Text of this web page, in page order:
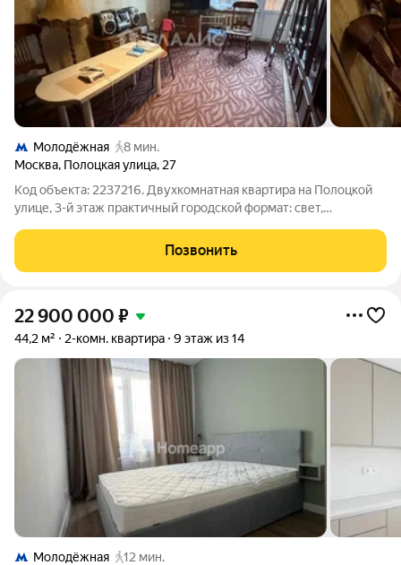
Молодёжная
8 мин.
Москва, Полоцкая улица, 27
Код объекта: 2237216. Двухкомнатная квартира на Полоцкой
улице, 3-й этаж практичный городской формат: свет,
позволяет комфортно распределить бытовые зоны и
организовать современный ремонт под
Позвонить
22 900 000 ₽
44,2 м² 2-комн. квартира 9 этаж из 14
Молодёжная
12 мин.